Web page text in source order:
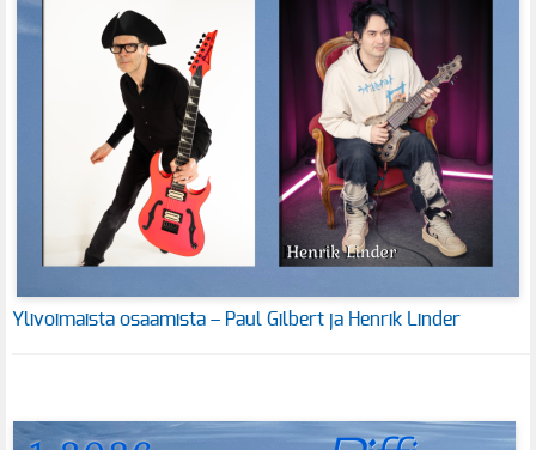
Ylivoimaista osaamista – Paul Gilbert ja Henrik Linder